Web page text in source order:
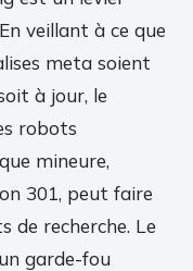
veillant à ce que
meta soient
à jour, le
robots
mineure,
301, peut faire
de recherche. Le
garde-fou